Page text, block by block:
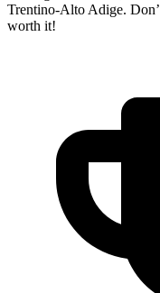
Trentino-Alto Adige.
worth it!